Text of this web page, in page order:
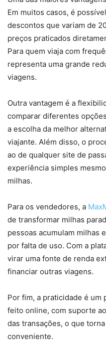
Em muitos casos, é
descontos que variam de
preços praticados
Para quem viaja com
representa uma grande
viagens.
Outra vantagem é a
comparar diferentes
a escolha da melhor
viajante. Além disso, o
ao de qualquer site de
experiência simples
milhas.
Para os vendedores, a
de transformar milhas
pessoas acumulam milhas
por falta de uso. Com a
virar uma fonte de renda
financiar outras viagens.
Por fim, a praticidade é
feito online, com suporte
das transações, o que
conveniente.